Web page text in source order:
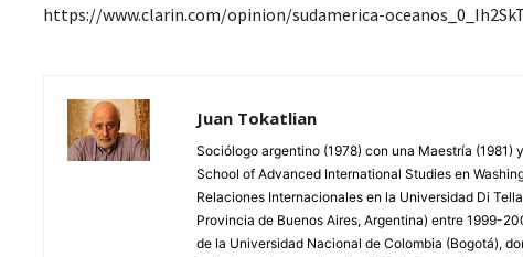
https://www.clarin.com/opinion/sudamerica-
Juan Tokatlian
Sociólogo argentino (1978) con una Maestría
School of Advanced International Studies en
Relaciones Internacionales en la Universidad Di
Provincia de Buenos Aires, Argentina) entre 1999-
de la Universidad Nacional de Colombia (Bogotá),